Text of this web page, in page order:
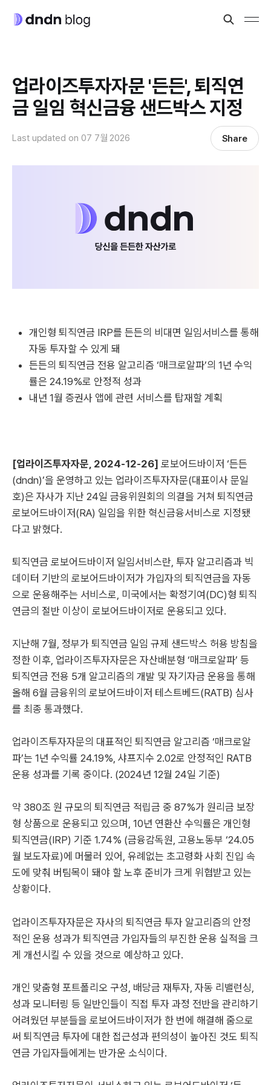
업라이즈투자자문 '든든', 퇴직연
금 일임 혁신금융 샌드박스 지정
Last updated on 07 7월 2026 Share
개인형 퇴직연금 IRP를 든든의 비대면 일임서비스를 통해
자동 투자할 수 있게 돼
든든의 퇴직연금 전용 알고리즘 ‘매크로알파’의 1년 수익
률은 24.19%로 안정적 성과
내년 1월 증권사 앱에 관련 서비스를 탑재할 계획
[업라이즈투자자문, 2024-12-26] 로보어드바이저 ‘든든
(dndn)’을 운영하고 있는 업라이즈투자자문(대표이사 문일
호)은 자사가 지난 24일 금융위원회의 의결을 거쳐 퇴직연금
로보어드바이저(RA) 일임을 위한 혁신금융서비스로 지정됐
다고 밝혔다.
퇴직연금 로보어드바이저 일임서비스란, 투자 알고리즘과 빅
데이터 기반의 로보어드바이저가 가입자의 퇴직연금을 자동
으로 운용해주는 서비스로, 미국에서는 확정기여(DC)형 퇴직
연금의 절반 이상이 로보어드바이저로 운용되고 있다.
지난해 7월, 정부가 퇴직연금 일임 규제 샌드박스 허용 방침을
정한 이후, 업라이즈투자자문은 자산배분형 ‘매크로알파’ 등
퇴직연금 전용 5개 알고리즘의 개발 및 자기자금 운용을 통해
올해 6월 금융위의 로보어드바이저 테스트베드(RATB) 심사
를 최종 통과했다.
업라이즈투자자문의 대표적인 퇴직연금 알고리즘 ‘매크로알
파’는 1년 수익률 24.19%, 샤프지수 2.02로 안정적인 RATB
운용 성과를 기록 중이다. (2024년 12월 24일 기준)
약 380조 원 규모의 퇴직연금 적립금 중 87%가 원리금 보장
형 상품으로 운용되고 있으며, 10년 연환산 수익률은 개인형
퇴직연금(IRP) 기준 1.74% (금융감독원, 고용노동부 ‘24.05
월 보도자료)에 머물러 있어, 유례없는 초고령화 사회 진입 속
도에 맞춰 버팀목이 돼야 할 노후 준비가 크게 위협받고 있는
상황이다.
업라이즈투자자문은 자사의 퇴직연금 투자 알고리즘의 안정
적인 운용 성과가 퇴직연금 가입자들의 부진한 운용 실적을 크
게 개선시킬 수 있을 것으로 예상하고 있다.
개인 맞춤형 포트폴리오 구성, 배당금 재투자, 자동 리밸런싱,
성과 모니터링 등 일반인들이 직접 투자 과정 전반을 관리하기
어려웠던 부분들을 로보어드바이저가 한 번에 해결해 줌으로
써 퇴직연금 투자에 대한 접근성과 편의성이 높아진 것도 퇴직
연금 가입자들에게는 반가운 소식이다.